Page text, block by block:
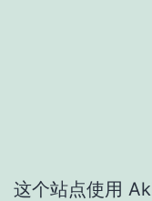
这个站点使用